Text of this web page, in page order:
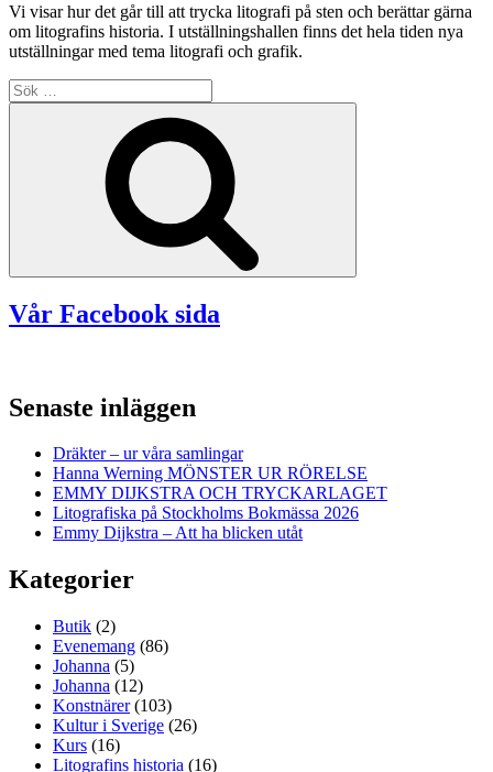
Vi visar hur det går till att trycka litografi på sten och berättar gärna
om litografins historia. I utställningshallen finns det hela tiden nya
utställningar med tema litografi och grafik.
Sök
efter:
Vår Facebook sida
Senaste inläggen
Dräkter – ur våra samlingar
Hanna Werning MÖNSTER UR RÖRELSE
EMMY DIJKSTRA OCH TRYCKARLAGET
Litografiska på Stockholms Bokmässa 2026
Emmy Dijkstra – Att ha blicken utåt
Kategorier
Butik (2)
Evenemang (86)
Johanna (5)
Johanna (12)
Konstnärer(103)
Kultur i Sverige (26)
Kurs (16)
Litografins historia (16)